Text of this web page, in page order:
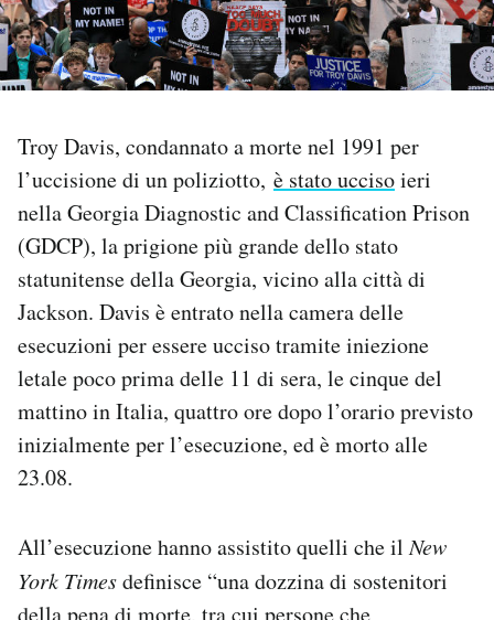
PODCAST
NEWSLETTER
I MIEI PREFERITI
SHOP
CALENDARIO
AREA PERSONALE
Area Personale
Newsletter
Notifiche mobile
Hai bisogno di aiuto?
Troy Davis, condannato a morte nel 1991 per
l’uccisione di un poliziotto, è stato uccisoieri
nella Georgia Diagnostic and Classification Prison
(GDCP), la prigione più grande dello stato
statunitense della Georgia, vicino alla città di
Jackson. Davis è entrato nella camera delle
esecuzioni per essere ucciso tramite iniezione
letale poco prima delle 11 di sera, le cinque del
mattino in Italia, quattro ore dopo l’orario previsto
inizialmente per l’esecuzione, ed è morto alle
23.08.
All’esecuzione hanno assistito quelli che ilNew
York Timesdefinisce “una dozzina di sostenitori
della pena di morte, tra cui persone che